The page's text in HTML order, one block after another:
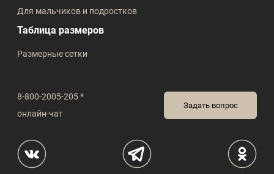
8-800-2005-205 *
онлайн-чат
Задать вопрос
Для мальчиков и подростков
Таблица размеров
Размерные сетки